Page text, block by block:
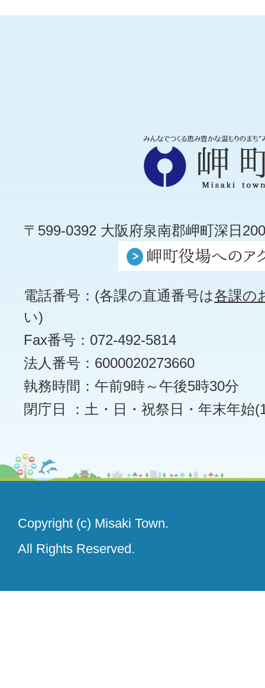
〒599-0392 大阪府泉南郡岬町深日
電話番号：(各課の直通番号は各課の
い)
Fax番号：072-492-5814
法人番号：6000020273660
執務時間：午前9時～午後5時30分
閉庁日 ：土・日・祝祭日・年末年始
Copyright (c) Misaki Town.
All Rights Reserved.